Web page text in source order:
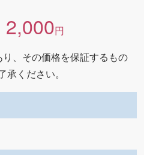
2,000円
、その価格を保証するもの
ください。